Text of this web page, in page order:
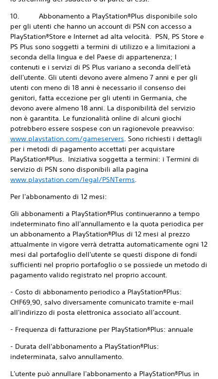
10. Abbonamento a PlayStation®Plus disponibile solo
per gli utenti che hanno un account di PSN con accesso a
PlayStation®Store e Internet ad alta velocità. PSN, PS Store e
PS Plus sono soggetti a termini di utilizzo e a limitazioni a
seconda della lingua e del Paese di appartenenza; I
contenuti e i servizi di PS Plus variano a seconda dell'età
dell'utente. Gli utenti devono avere almeno 7 anni e per gli
utenti con meno di 18 anni è necessario il consenso dei
genitori, fatta eccezione per gli utenti in Germania, che
devono avere almeno 18 anni. La disponibilità del servizio
non è garantita. Le funzionalità online di alcuni giochi
potrebbero essere sospese con un ragionevole preavviso:
www.playstation.com/gameservers. Sono richiesti i dettagli
per i metodi di pagamento accettati per acquistare
PlayStation®Plus. Iniziativa soggetta a termini: i Termini di
servizio di PSN sono disponibili alla pagina
www.playstation.com/legal/PSNTerms.
Per l'abbonamento di 12 mesi:
Gli abbonamenti a PlayStation®Plus continueranno a tempo
indeterminato fino all'annullamento e la quota periodica per
un abbonamento a PlayStation®Plus di 12 mesi al prezzo
attualmente in vigore verrà detratta automaticamente ogni 12
mesi dal portafoglio dell'utente se questi dispone di fondi
sufficienti nel proprio portafoglio o se possiede un metodo di
pagamento valido registrato nel proprio account.
- Costo di abbonamento periodico a PlayStation®Plus:
CHF69,90, salvo diversamente comunicato tramite e-mail
all'indirizzo di posta elettronica associato all'account.
- Frequenza di fatturazione per PlayStation®Plus: annuale
- Durata dell'abbonamento a PlayStation®Plus:
indeterminata, salvo annullamento.
L'utente può annullare l'abbonamento a PlayStation®Plus in